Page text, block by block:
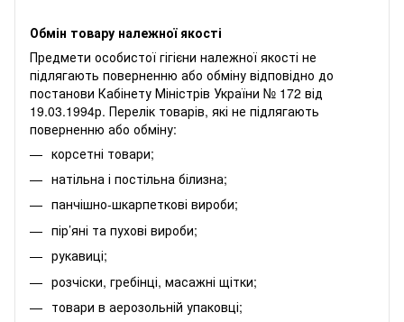
Обмін товару належної якості
Предмети особистої гігієни належної якості не
підлягають поверненню або обміну відповідно до
постанови Кабінету Міністрів України № 172 від
19.03.1994р. Перелік товарів, які не підлягають
поверненню або обміну:
корсетні товари;
натільна і постільна білизна;
панчішно-шкарпеткові вироби;
пір’яні та пухові вироби;
рукавиці;
розчіски, гребінці, масажні щітки;
товари в аерозольній упаковці;